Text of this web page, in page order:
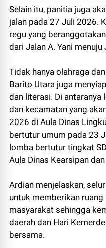
Selain itu, panitia juga
jalan pada 27 Juli 2026.
regu yang
dari Jalan A. Yani menuju
Tidak hanya olahraga
Barito Utara juga
dan literasi. Di
dan kecamatan yang
2026 di Aula Dinas
bertutur umum pada 23
lomba bertutur tingkat
Aula Dinas Kearsipan
Ardian menjelaskan,
untuk memberikan
masyarakat sehingga
daerah dan Hari
bersama.